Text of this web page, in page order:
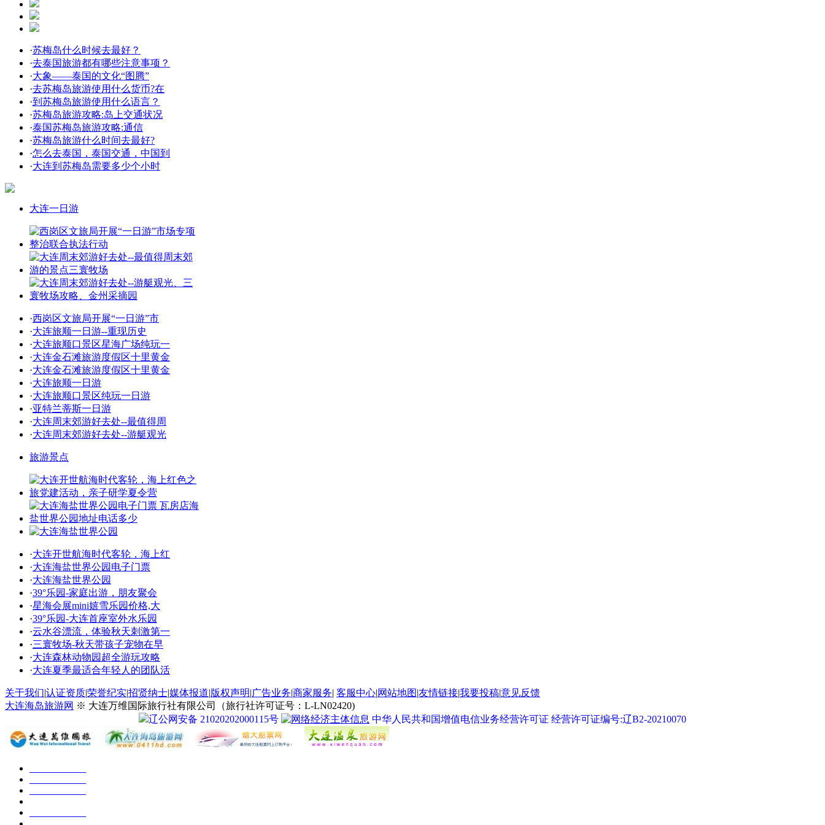
·苏梅岛什么时候去最好？
·去泰国旅游都有哪些注意事项？
·大象——泰国的文化“图腾”
·去苏梅岛旅游使用什么货币?在
·到苏梅岛旅游使用什么语言？
·苏梅岛旅游攻略:岛上交通状况
·泰国苏梅岛旅游攻略:通信
·苏梅岛旅游什么时间去最好?
·怎么去泰国，泰国交通，中国到
·大连到苏梅岛需要多少个小时
大连一日游
·西岗区文旅局开展“一日游”市
·大连旅顺一日游--重现历史
·大连旅顺口景区星海广场纯玩一
·大连金石滩旅游度假区十里黄金
·大连金石滩旅游度假区十里黄金
·大连旅顺一日游
·大连旅顺口景区纯玩一日游
·亚特兰蒂斯一日游
·大连周末郊游好去处--最值得周
·大连周末郊游好去处--游艇观光
旅游景点
·大连开世航海时代客轮，海上红
·大连海盐世界公园电子门票
·大连海盐世界公园
·39°乐园-家庭出游，朋友聚会
·星海会展mini嬉雪乐园价格,大
·39°乐园-大连首座室外水乐园
·云水谷漂流，体验秋天刺激第一
·三寰牧场-秋天带孩子宠物在早
·大连森林动物园超全游玩攻略
·大连夏季最适合年轻人的团队活
关于我们|认证资质|荣誉纪实|招贤纳士|媒体报道|版权声明|广告业务|商家服务| 客服中心|网站地图|友情链接|我要投稿|意见反馈
大连海岛旅游网 ※ 大连万维国际旅行社有限公司（旅行社许可证号：L-LN02420)
辽公网安备 21020202000115号
中华人民共和国增值电信业务经营许可证 经营许可证编号:辽B2-20210070